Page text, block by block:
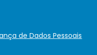
de Dados Pessoais